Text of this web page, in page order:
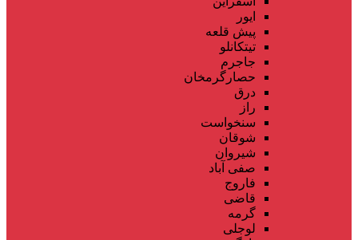
ایور
پیش قلعه
تیتکانلو
جاجرم
حصارگرمخان
درق
راز
سنخواست
شوقان
شیروان
صفی آباد
فاروج
قاضی
گرمه
لوجلی